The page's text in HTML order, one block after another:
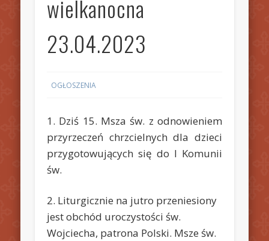
wielkanocna
23.04.2023
OGŁOSZENIA
1. Dziś 15. Msza św. z odnowieniem
przyrzeczeń chrzcielnych dla dzieci
przygotowujących się do I Komunii
św.
2. Liturgicznie na jutro przeniesiony
jest obchód uroczystości św.
Wojciecha, patrona Polski. Msze św.